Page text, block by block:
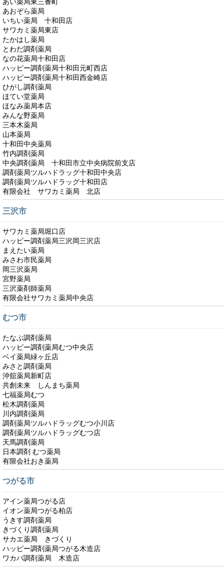
あおぞら薬局
いちい薬局 十和田店
サワカミ薬局東店
たかはし薬局
とわだ調剤薬局
なの花薬局十和田店
ハッピー調剤薬局十和田元町西店
ハッピー調剤薬局十和田西金崎店
ひがし調剤薬局
ほてい堂薬局
ほなみ薬局本店
みんな野薬局
三本木薬局
山本薬局
十和田中央薬局
竹内調剤薬局
中央調剤薬局 十和田市立中央病院前支店
調剤薬局ツルハドラッグ十和田中央店
調剤薬局ツルハドラッグ十和田店
有限会社 サワカミ薬局 北店
三沢市
サワカミ薬局堀口店
ハッピー調剤薬局三沢岡三沢店
まえたい薬局
みさわ市民薬局
岡三沢薬局
宮野薬局
三沢薬剤師薬局
有限会社サワカミ薬局中央店
むつ市
たなぶ調剤薬局
ハッピー調剤薬局むつ中央店
ベイ薬局緑ヶ丘店
みさと調剤薬局
沖舘薬局新町店
共創未来 しんまち薬局
七福薬局むつ
松木調剤薬局
川内調剤薬局
調剤薬局ツルハドラッグむつ小川店
調剤薬局ツルハドラッグむつ店
天馬調剤薬局
日本調剤 むつ薬局
有限会社おき薬局
つがる市
アイン薬局つがる店
イオン薬局つがる柏店
うきす調剤薬局
きづくり調剤薬局
サカエ薬局 きづくり
ハッピー調剤薬局つがる木造店
ワカバ調剤薬局 木造店